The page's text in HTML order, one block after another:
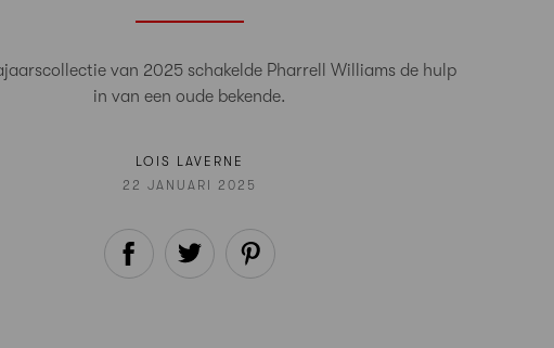
van 2025 schakelde Pharrell Williams de hulp
in van een oude bekende.
LOIS LAVERNE
22 JANUARI 2025